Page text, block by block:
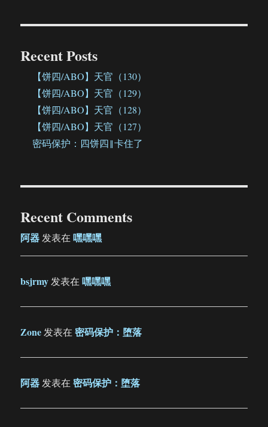
Recent Posts
【饼四/ABO】天官（130）
【饼四/ABO】天官（129）
【饼四/ABO】天官（128）
【饼四/ABO】天官（127）
密码保护：四饼四‖卡住了
Recent Comments
阿器发表在嘿嘿嘿
bsjrmy发表在嘿嘿嘿
Zone发表在密码保护：堕落
阿器发表在密码保护：堕落